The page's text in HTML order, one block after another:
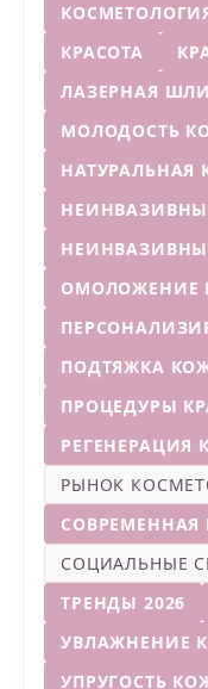
КРАСОТА
ЛАЗЕРНАЯ
МОЛОДОСТЬ
НАТУРАЛЬНАЯ
ОМОЛОЖЕНИЕ
ПОДТЯЖКА
ПРОЦЕДУРЫ
РЕГЕНЕРАЦИЯ
РЫНОК
СОЦИАЛЬНЫЕ
ТРЕНДЫ 2026
УВЛАЖНЕНИЕ
УПРУГОСТЬ